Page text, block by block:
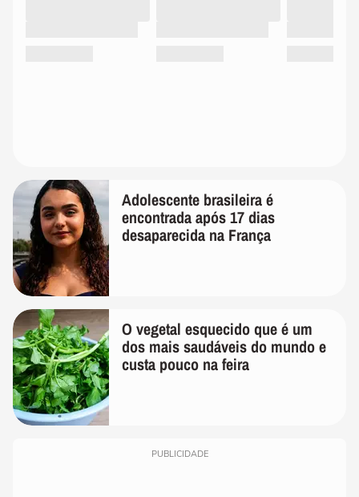
Adolescente brasileira é
encontrada após 17 dias
desaparecida na França
O vegetal esquecido que é um
dos mais saudáveis do mundo e
custa pouco na feira
PUBLICIDADE